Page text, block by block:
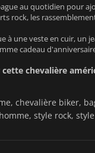
au quotidien pour
rock, les
à une veste en cuir,
cadeau
chevalière
chevalière biker,
style rock,